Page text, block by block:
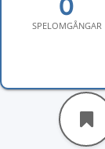
SPELOMGÅNGAR